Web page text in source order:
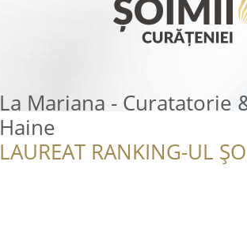
La Mariana - Curatatorie
Haine
LAUREAT RANKING-UL